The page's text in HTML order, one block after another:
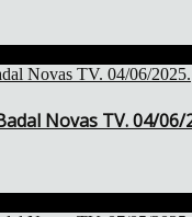
Novas TV. 04/06/